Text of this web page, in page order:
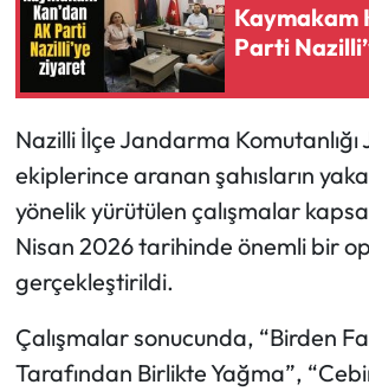
Kaymakam
Parti
Nazilli İlçe Jandarma Komutanlığı
ekiplerince aranan şahısların
yönelik yürütülen çalışmalar
Nisan 2026 tarihinde önemli bir
gerçekleştirildi.
Çalışmalar sonucunda, “Birden
Tarafından Birlikte Yağma”,